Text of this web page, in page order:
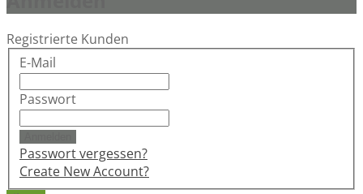
Registrierte Kunden
E-Mail
Passwort
Passwort vergessen?
Create New Account?